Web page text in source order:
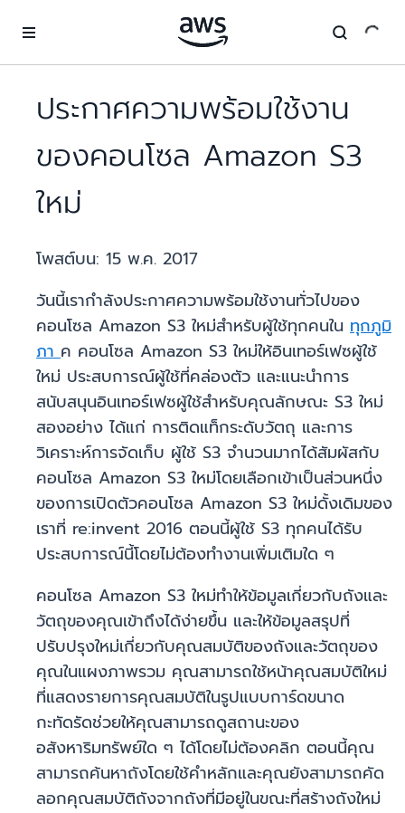
ประกาศความพร้อมใช้งาน
ของคอนโซล Amazon S3
ใหม่
โพสต์บน: 15 พ.ค. 2017
วันนี้เรากำลังประกาศความพร้อมใช้งานทั่วไปของ
คอนโซล Amazon S3 ใหม่สำหรับผู้ใช้ทุกคนใน ทุกภูมิ
ภาค คอนโซล Amazon S3 ใหม่ให้อินเทอร์เฟซผู้ใช้
ใหม่ ประสบการณ์ผู้ใช้ที่คล่องตัว และแนะนำการ
สนับสนุนอินเทอร์เฟซผู้ใช้สำหรับคุณลักษณะ S3 ใหม่
สองอย่าง ได้แก่ การติดแท็กระดับวัตถุ และการ
วิเคราะห์การจัดเก็บ ผู้ใช้ S3 จำนวนมากได้สัมผัสกับ
คอนโซล Amazon S3 ใหม่โดยเลือกเข้าเป็นส่วนหนึ่ง
ของการเปิดตัวคอนโซล Amazon S3 ใหม่ดั้งเดิมของ
เราที่ re:invent 2016 ตอนนี้ผู้ใช้ S3 ทุกคนได้รับ
ประสบการณ์นี้โดยไม่ต้องทำงานเพิ่มเติมใด ๆ
คอนโซล Amazon S3 ใหม่ทำให้ข้อมูลเกี่ยวกับถังและ
วัตถุของคุณเข้าถึงได้ง่ายขึ้น และให้ข้อมูลสรุปที่
ปรับปรุงใหม่เกี่ยวกับคุณสมบัติของถังและวัตถุของ
คุณในแผงภาพรวม คุณสามารถใช้หน้าคุณสมบัติใหม่
ที่แสดงรายการคุณสมบัติในรูปแบบการ์ดขนาด
กะทัดรัดช่วยให้คุณสามารถดูสถานะของ
อสังหาริมทรัพย์ใด ๆ ได้โดยไม่ต้องคลิก ตอนนี้คุณ
สามารถค้นหาถังโดยใช้คำหลักและคุณยังสามารถคัด
ลอกคุณสมบัติถังจากถังที่มีอยู่ในขณะที่สร้างถังใหม่